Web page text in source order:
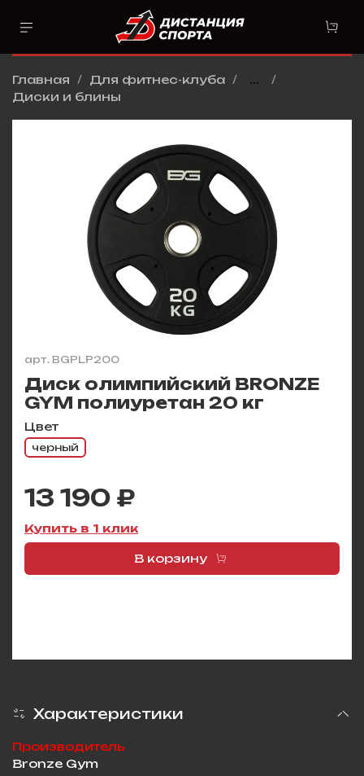
Главная Для фитнес-клуба
...
Диски и блины
арт. BGPLP200
Диск олимпийский BRONZE
GYM полиуретан 20 кг
Цвет
черный
13 190 ₽
Купить в 1 клик
В корзину
Характеристики
Производитель
Bronze Gym